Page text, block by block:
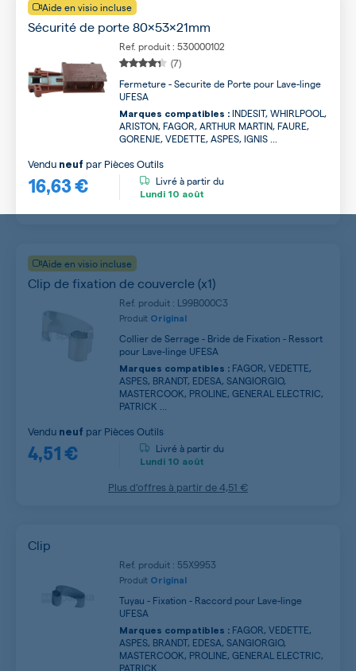
Aide en visio incluse
Sécurité de porte 80x53x21mm
Ref. produit : 530000102
(7)
Fermeture - Securite de Porte pour Lave-linge
UFESA
Marques compatibles : INDESIT, WHIRLPOOL,
ARISTON, FAGOR, ARTHUR MARTIN, FAURE,
GORENJE, VEDETTE, ASPES, IGNIS ...
16,63 €
Vendu neuf par Pièces Outils
Livré à partir du
Lundi 10 août
Aide en visio incluse
Clip de fixation de couvercle (x1)
Ref. produit : L99B000C3
Produit Original
Collier de Serrage - Bride de Fixation - Ressort
pour Lave-linge UFESA
Marques compatibles : FAGOR, VEDETTE,
ASPES, BRANDT, EDESA, SANGIORGIO,
MASTERCOOK, PROLINE, GENERAL ELECTRIC,
PATRICK ...
4,51 €
Vendu neuf par Pièces Outils
Livré à partir du
Lundi 10 août
Plus d’offres à partir de4,51 €
Clip
Ref. produit : 55X9953
Produit Original
Tuyau - Fixation - Raccord pour Lave-linge
UFESA
Marques compatibles : FAGOR, VEDETTE,
ASPES, BRANDT, EDESA, SANGIORGIO,
MASTERCOOK, PROLINE, GENERAL ELECTRIC,
PATRICK ...